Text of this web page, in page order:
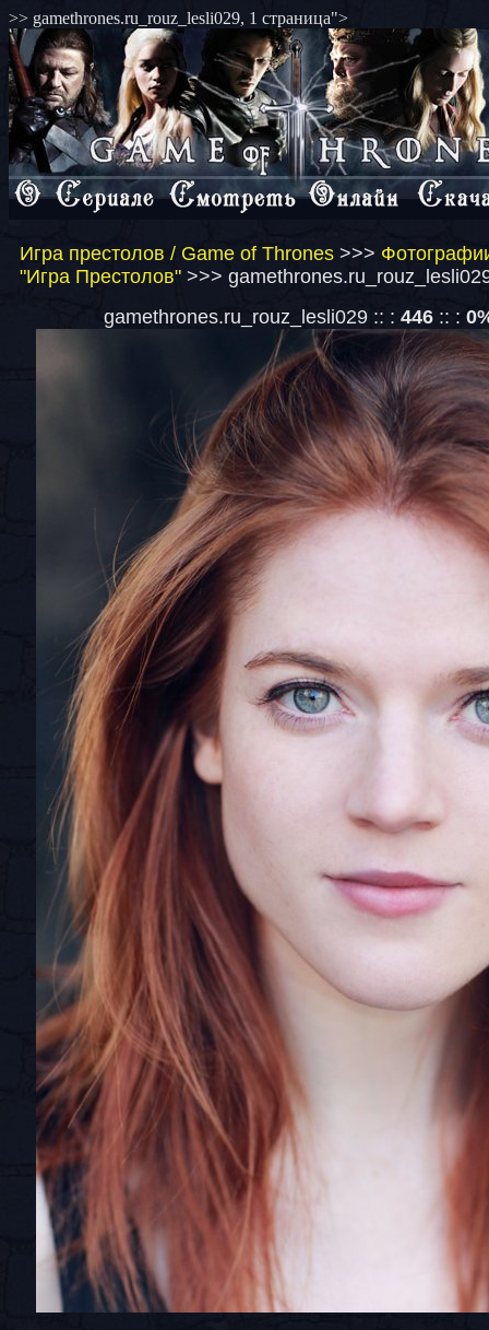
>> gamethrones.ru_rouz_lesli029, 1 страница">
Игра престолов / Game of Thrones >>>
"Игра Престолов" >>>
gamethrones.ru_rouz_lesli029 :: : 446:: :